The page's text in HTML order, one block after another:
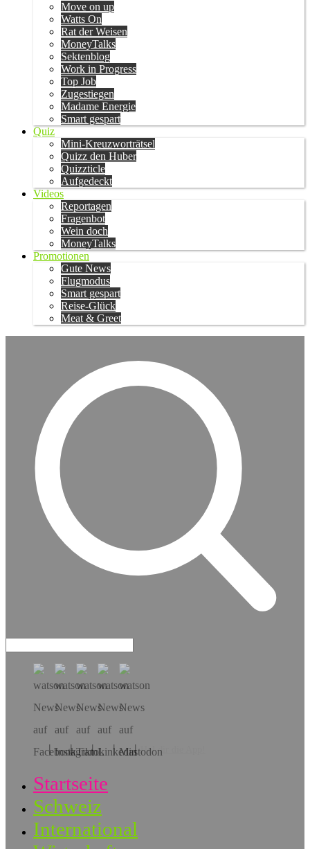
Move on up
Watts On
Rat der Weisen
MoneyTalks
Sektenblog
Work in Progress
Top Job
Zugestiegen
Madame Energie
Smart gespart
Quiz
Mini-Kreuzworträtsel
Quizz den Huber
Quizzticle
Aufgedeckt
Videos
Reportagen
Fragenbot
Wein doch
MoneyTalks
Promotionen
Gute News
Flugmodus
Smart gespart
Reise-Glück
Meat & Greet
Hol dir die App!
Startseite
Schweiz
International